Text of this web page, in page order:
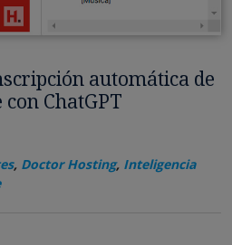
automática de
ChatGPT
, Doctor Hosting, Inteligencia